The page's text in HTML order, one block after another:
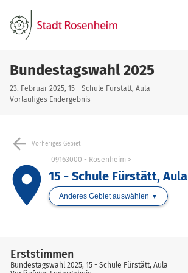
Bundestagswahl 2025
23. Februar 2025, 15 - Schule Fürstätt, Aula
Vorläufiges Endergebnis
arrow_back Vorheriges Gebiet
place
09163000 - Rosenheim
15 - Schule Fürstätt, Aula
Anderes Gebiet auswählen
Erststimmen
Bundestagswahl 2025, 15 - Schule Fürstätt, Aula